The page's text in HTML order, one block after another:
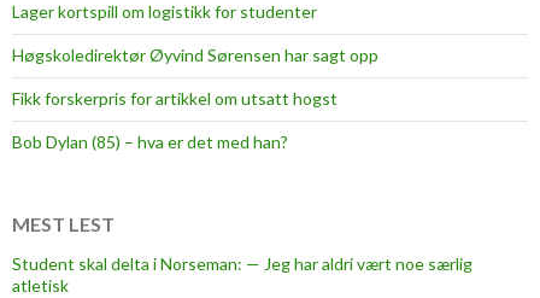
s
g
Lager kortspill om logistikk for studenter
Høgskoledirektør Øyvind Sørensen har sagt opp
Fikk forskerpris for artikkel om utsatt hogst
Bob Dylan (85) – hva er det med han?
MEST LEST
Student skal delta i Norseman: — Jeg har aldri vært noe særlig
atletisk